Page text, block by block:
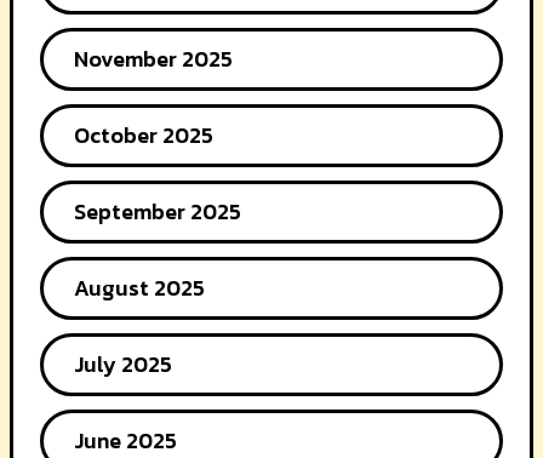
November 2025
October 2025
September 2025
August 2025
July 2025
June 2025